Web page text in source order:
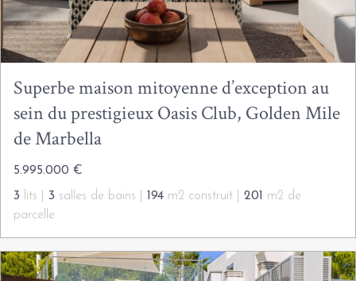
Superbe maison mitoyenne d’exception au
sein du prestigieux Oasis Club, Golden Mile
de Marbella
5.995.000 €
3 lits | 3 salles de bains | 194 m2 construit | 201 m2 de
parcelle